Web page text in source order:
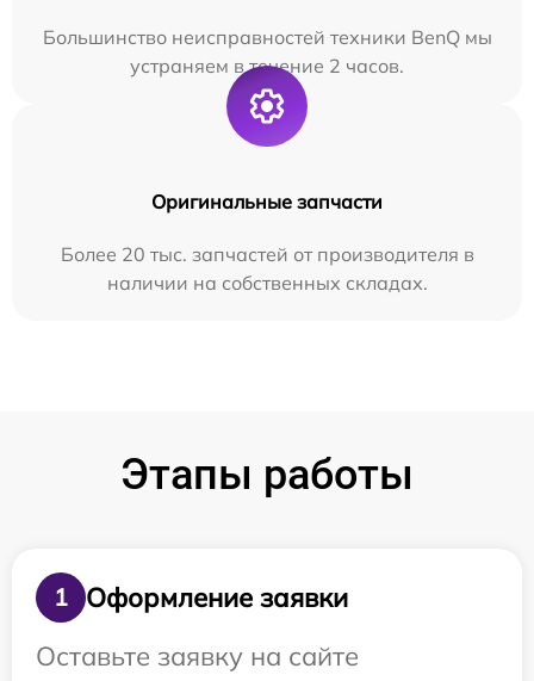
Большинство неисправностей техники BenQ мы
устраняем в течение 2 часов.
Оригинальные запчасти
Более 20 тыс. запчастей от производителя в
наличии на собственных складах.
Этапы работы
1
Оформление заявки
Оставьте заявку на сайте